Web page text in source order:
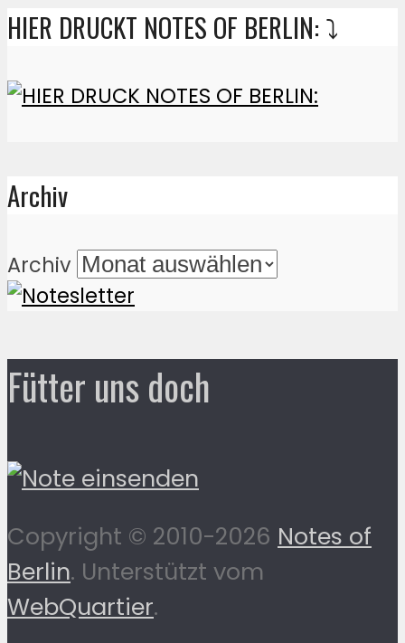
HIER DRUCKT NOTES OF BERLIN: ⤵️
Archiv
Archiv
Fütter uns doch
Copyright © 2010-2026 Notes of
Berlin. Unterstützt vom
WebQuartier.